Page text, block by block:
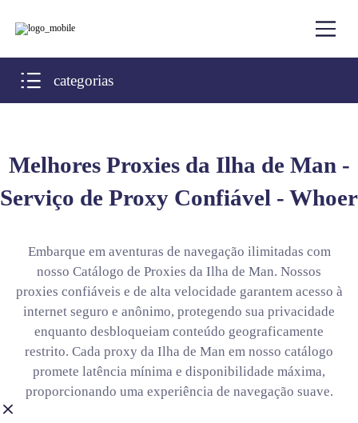
Melhores Proxies da Ilha de Man -
Serviço de Proxy Confiável - Whoer
Embarque em aventuras de navegação ilimitadas com
nosso Catálogo de Proxies da Ilha de Man. Nossos
proxies confiáveis e de alta velocidade garantem acesso à
internet seguro e anônimo, protegendo sua privacidade
enquanto desbloqueiam conteúdo geograficamente
restrito. Cada proxy da Ilha de Man em nosso catálogo
promete latência mínima e disponibilidade máxima,
proporcionando uma experiência de navegação suave.
categorias